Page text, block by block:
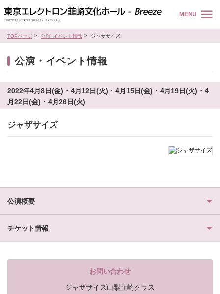
MENU
TOPページ 公演･イベント情報 ジャザサイズ
公演・イベント情報
2022年4月8日(金) ･ 4月12日(火) ･ 4月15日(金) ･ 4月19日(火) ･ 4
月22日(金) ･ 4月26日(火)
ジャザサイズ
公演概要
チケット情報
お問い合わせ
ジャザサイズ山梨韮崎クラス